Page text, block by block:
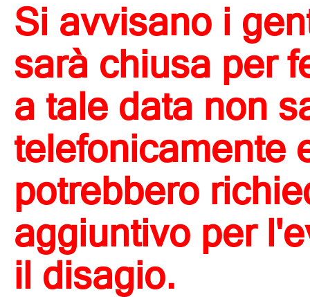
Si avvisano i
sarà chiusa per
a tale data non
telefonicamente
potrebbero
aggiuntivo per
il disagio.